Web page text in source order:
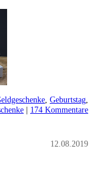
, Geburtstag,
| 174 Kommentare
12.08.2019